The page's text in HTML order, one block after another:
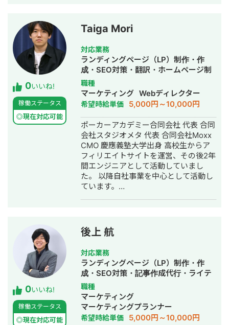
0いいね!
稼働ステータス
◎現在対応可能
Taiga Mori
対応業務
ランディングページ（LP）制作・作
成・SEO対策・翻訳・ホームページ制
作・作成・バナー制作・デザイン・オ
ウンドメディア制作・構築・運用代行
職種
マーケティング Webディレクター
希望時給単価 5,000円～10,000円
ポーカーアカデミー合同会社 代表 合同
会社スタジオメタ 代表 合同会社Moxx
CMO 慶應義塾大学出身 高校生からア
フィリエイトサイトを運営、その後2年
間エンジニアとして活動していまし
た。 以降自社事業を中心として活動し
ています。
0いいね!
稼働ステータス
◎現在対応可能
後上 航
対応業務
ランディングページ（LP）制作・作
成・SEO対策・記事作成代行・ライテ
ィング・ホームページ制作・作成・バ
ナー制作・デザイン・リスティング広
告運用代行・オウンドメディア制作・
構築・運用代行
職種
マーケティング
マーケティングプランナー
希望時給単価 5,000円～10,000円